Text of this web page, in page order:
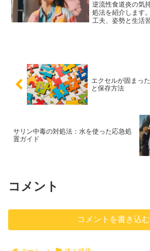
逆流性食道炎の気
処法を紹介します
工夫、姿勢と生活
エクセルが固まっ
と保存方法
サリン中毒の対処法：水を使った応急処
置ガイド
コメント
コメントを書き込む